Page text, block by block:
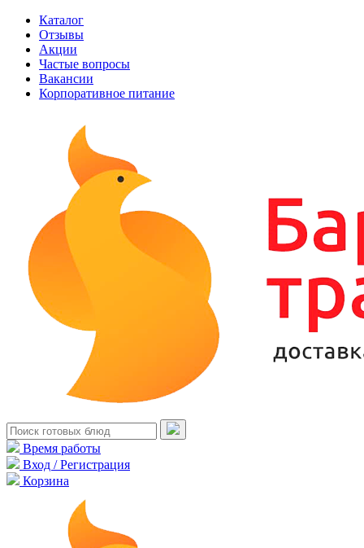
Каталог
Отзывы
Акции
Частые вопросы
Вакансии
Корпоративное питание
Время работы
Вход / Регистрация
Корзина